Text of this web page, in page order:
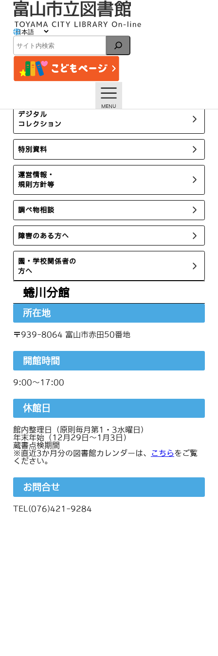
検
索
図書館案内
トップページ 図書館案内 蜷川分館
デジタル
コレクション
特別資料
運営情報・
規則方針等
調べ物相談
障害のある方へ
園・学校関係者の
方へ
蜷川分館
所在地
〒939-8064 富山市赤田50番地
開館時間
9:00～17:00
休館日
館内整理日（原則毎月第1・3水曜日)
年末年始（12月29日～1月3日）
蔵書点検期間
※直近3か月分の図書館カレンダーは、
こちらをご覧
ください。
お問合せ
TEL(076)421-9284